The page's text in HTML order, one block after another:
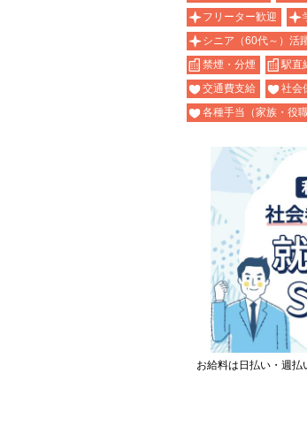
フリーター歓迎
シニア（60代～）活
禁煙・分煙
駅直
交通費支給
社会
各種手当（家族・役
お給料は日払い・週払